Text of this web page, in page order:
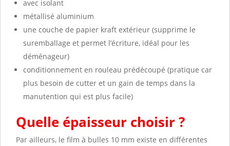
avec isolant
métallisé aluminium
une couche de papier kraft extérieur (supprime le
suremballage et permet l’écriture, idéal pour les
déménageur)
conditionnement en rouleau prédécoupé (pratique car
plus besoin de cutter et un gain de temps dans la
manutention qui est plus facile)
Quelle épaisseur choisir ?
Par ailleurs, le film à bulles 10 mm existe en différentes